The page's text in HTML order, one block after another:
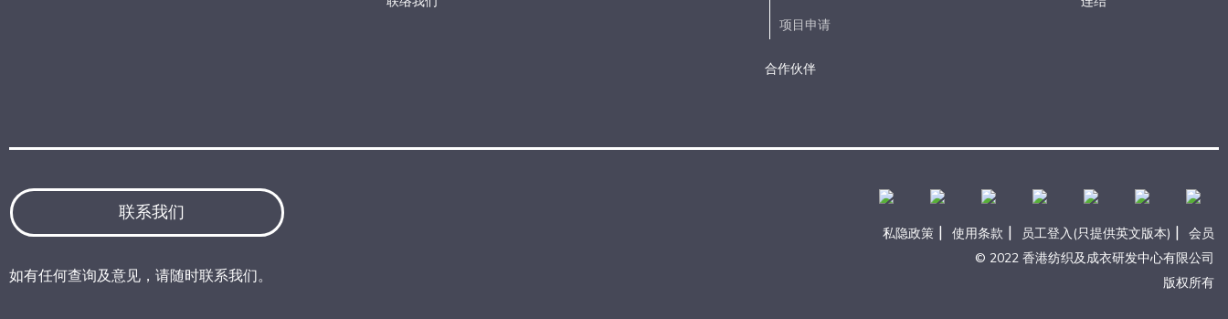
项目申请​
合作伙伴
联系我们
如有任何查询及意见，请随时联系我们。
私隐政策 | 使用条款 | 员工登入(只提供英文版本) | 会员
© 2022 香港纺织及成衣研发中心有限公司
版权所有